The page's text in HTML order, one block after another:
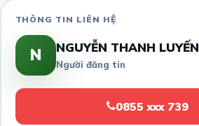
THÔNG TIN LIÊN HỆ
N NGUYỄN THANH LUYẾN
Người đăng tin
0855 xxx 739